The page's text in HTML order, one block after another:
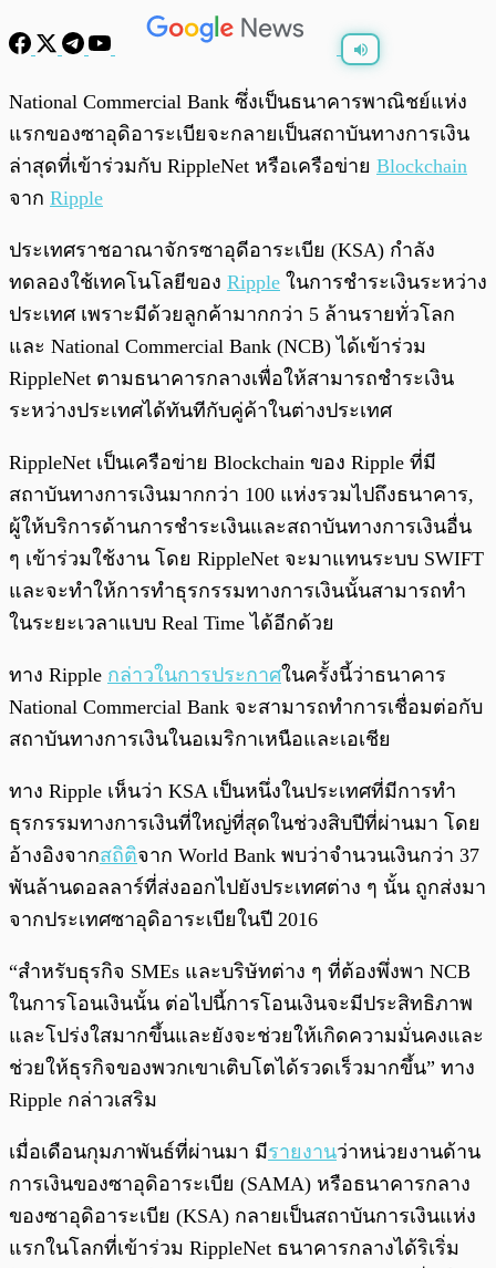
0:00/ 0:00
National Commercial Bank ซึ่งเป็นธนาคารพาณิชย์แห่ง
แรกของซาอุดิอาระเบียจะกลายเป็นสถาบันทางการเงิน
ล่าสุดที่เข้าร่วมกับ RippleNet หรือเครือข่าย Blockchain
จาก Ripple
ประเทศราชอาณาจักรซาอุดีอาระเบีย (KSA) กำลัง
ทดลองใช้เทคโนโลยีของ Ripple ในการชำระเงินระหว่าง
ประเทศ เพราะมีด้วยลูกค้ามากกว่า 5 ล้านรายทั่วโลก
และ National Commercial Bank (NCB) ได้เข้าร่วม
RippleNet ตามธนาคารกลางเพื่อให้สามารถชำระเงิน
ระหว่างประเทศได้ทันทีกับคู่ค้าในต่างประเทศ
RippleNet เป็นเครือข่าย Blockchain ของ Ripple ที่มี
สถาบันทางการเงินมากกว่า 100 แห่งรวมไปถึงธนาคาร,
ผู้ให้บริการด้านการชำระเงินและสถาบันทางการเงินอื่น
ๆ เข้าร่วมใช้งาน โดย RippleNet จะมาแทนระบบ SWIFT
และจะทำให้การทำธุรกรรมทางการเงินนั้นสามารถทำ
ในระยะเวลาแบบ Real Time ได้อีกด้วย
ทาง Ripple กล่าวในการประกาศในครั้งนี้ว่าธนาคาร
National Commercial Bank จะสามารถทำการเชื่อมต่อกับ
สถาบันทางการเงินในอเมริกาเหนือและเอเชีย
ทาง Ripple เห็นว่า KSA เป็นหนึ่งในประเทศที่มีการทำ
ธุรกรรมทางการเงินที่ใหญ่ที่สุดในช่วงสิบปีที่ผ่านมา โดย
อ้างอิงจากสถิติจาก World Bank พบว่าจำนวนเงินกว่า 37
พันล้านดอลลาร์ที่ส่งออกไปยังประเทศต่าง ๆ นั้น ถูกส่งมา
จากประเทศซาอุดิอาระเบียในปี 2016
“สำหรับธุรกิจ SMEs และบริษัทต่าง ๆ ที่ต้องพึ่งพา NCB
ในการโอนเงินนั้น ต่อไปนี้การโอนเงินจะมีประสิทธิภาพ
และโปร่งใสมากขึ้นและยังจะช่วยให้เกิดความมั่นคงและ
ช่วยให้ธุรกิจของพวกเขาเติบโตได้รวดเร็วมากขึ้น” ทาง
Ripple กล่าวเสริม
เมื่อเดือนกุมภาพันธ์ที่ผ่านมา มีรายงานว่าหน่วยงานด้าน
การเงินของซาอุดิอาระเบีย (SAMA) หรือธนาคารกลาง
ของซาอุดิอาระเบีย (KSA) กลายเป็นสถาบันการเงินแห่ง
แรกในโลกที่เข้าร่วม RippleNet ธนาคารกลางได้ริเริ่ม